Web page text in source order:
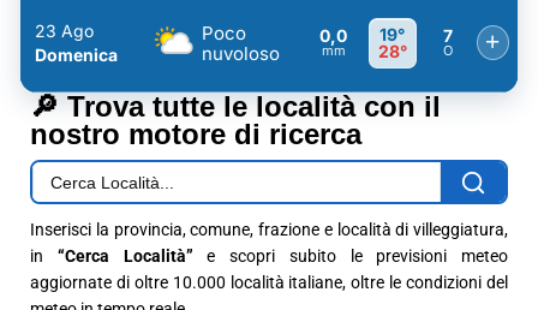
23 Ago
Domenica
Poco
nuvoloso
0,0
mm
19°
28°
7
O +
🔎 Trova tutte le località con il
nostro motore di ricerca
Inserisci la provincia, comune, frazione e località di villeggiatura,
in “Cerca Località” e scopri subito le previsioni meteo
aggiornate di oltre 10.000 località italiane, oltre le condizioni del